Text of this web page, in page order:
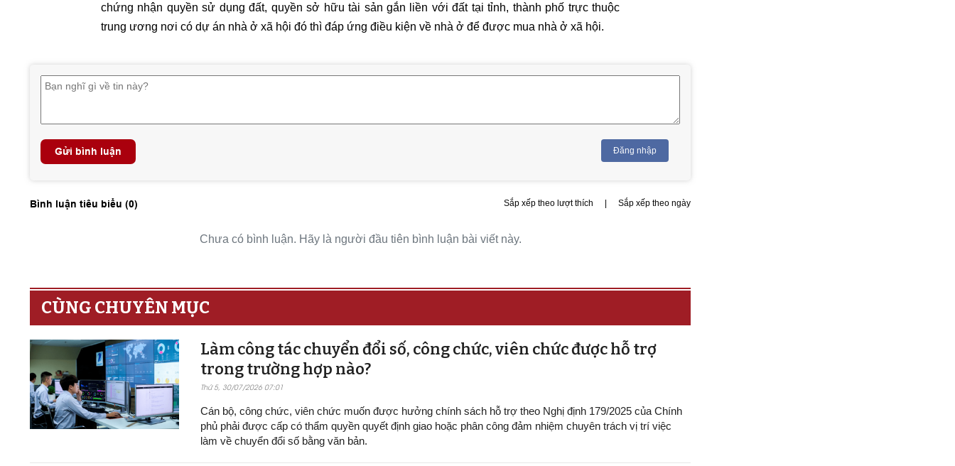
chứng nhận quyền sử dụng đất, quyền sở hữu tài sản gắn liền với đất tại tỉnh, thành phố trực thuộc
trung ương nơi có dự án nhà ở xã hội đó thì đáp ứng điều kiện về nhà ở để được mua nhà ở xã hội.
Gửi bình luận Đăng nhập
Bình luận tiêu biểu (0) Sắp xếp theo lượt thích Sắp xếp theo ngày
Chưa có bình luận. Hãy là người đầu tiên bình luận bài viết này.
CÙNG CHUYÊN MỤC
Làm công tác chuyển đổi số, công chức, viên chức được hỗ trợ
trong trường hợp nào?
Thứ 5, 30/07/2026 07:01
Cán bộ, công chức, viên chức muốn được hưởng chính sách hỗ trợ theo Nghị định 179/2025 của Chính
phủ phải được cấp có thẩm quyền quyết định giao hoặc phân công đảm nhiệm chuyên trách vị trí việc
làm về chuyển đổi số bằng văn bản.